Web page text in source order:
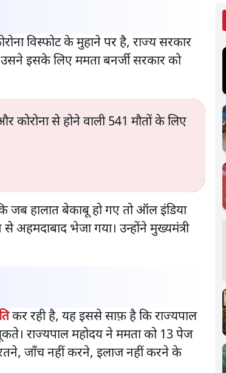
विस्फोट के मुहाने पर है, राज्य सरकार
इसके लिए ममता बनर्जी सरकार को
कोरोना से होने वाली 541 मौतों के लिए
जब हालात बेकाबू हो गए तो ऑल इंडिया
भेजा गया। उन्होंने मुख्यमंत्री
कर रही है, यह इससे साफ़ है कि राज्यपाल
राज्यपाल महोदय ने ममता को 13 पेज
जाँच नहीं करने, इलाज नहीं करने के